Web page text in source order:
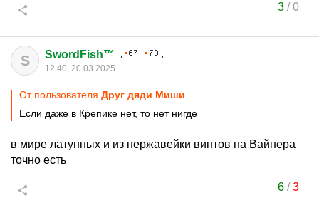
3/0
S SwordFish™
12:40, 20.03.2025
От пользователя Друг дяди Миши
Если даже в Крепике нет, то нет нигде
в мире латунных и из нержавейки винтов на Вайнера
точно есть
6/3